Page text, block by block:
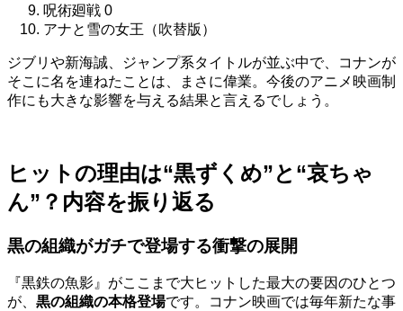
呪術廻戦 0
アナと雪の女王（吹替版）
ジブリや新海誠、ジャンプ系タイトルが並ぶ中で、コナンが
そこに名を連ねたことは、まさに偉業。今後のアニメ映画制
作にも大きな影響を与える結果と言えるでしょう。
ヒットの理由は“黒ずくめ”と“哀ちゃ
ん”？内容を振り返る
黒の組織がガチで登場する衝撃の展開
『黒鉄の魚影』がここまで大ヒットした最大の要因のひとつ
が、 黒の組織の本格登場です。コナン映画では毎年新たな事